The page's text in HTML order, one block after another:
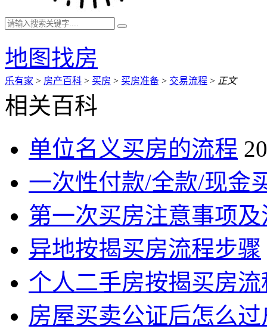
地图找房
乐有家 > 房产百科 > 买房 > 买房准备 > 交易流程 > 正文
相关百科
单位名义买房的流程
一次性付款/全款/现金
第一次买房注意事项及
异地按揭买房流程步骤
个人二手房按揭买房流
房屋买卖公证后怎么过